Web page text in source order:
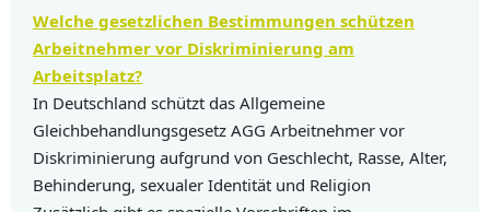
Welche gesetzlichen Bestimmungen schützen
Arbeitnehmer vor Diskriminierung am
Arbeitsplatz?
In Deutschland schützt das Allgemeine
Gleichbehandlungsgesetz AGG Arbeitnehmer vor
Diskriminierung aufgrund von Geschlecht, Rasse, Alter,
Behinderung, sexualer Identität und Religion